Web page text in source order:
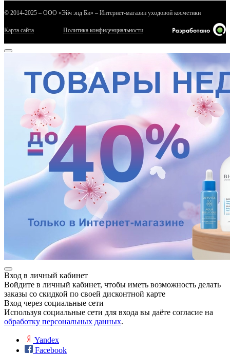
© 2014-2025 – ООО «Эйч энд Би» – Интернет-магазин уходовой косметики
Карта сайта Политика конфиденциальности
Вход в личный кабинет
Войдите в личный кабинет, чтобы иметь возможность делать
заказы со скидкой по своей дисконтной карте
Вход через социальные сети
Используя социальные сети для входа вы даёте согласие на
обработку персональных данных.
Yandex
Facebook